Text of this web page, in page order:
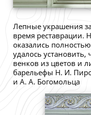
Лепные украшения
время реставрации.
оказались
удалось установить,
венков из цветов и
барельефы Н. И.
и А. А. Богомольца